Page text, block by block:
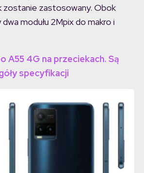
zostanie zastosowany. Obok
modułu 2Mpix do makro i
A55 4G na przeciekach. Są
specyfikacji